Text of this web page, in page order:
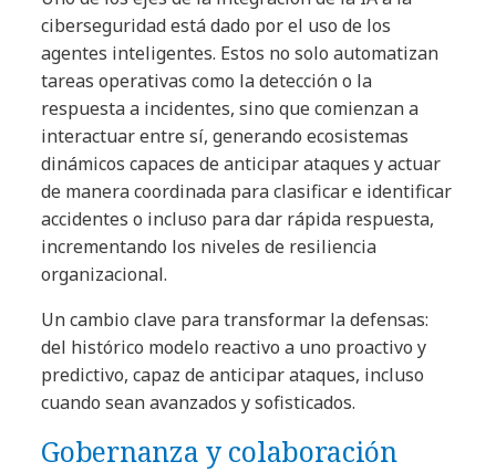
ciberseguridad está dado por el uso de los
agentes inteligentes. Estos no solo automatizan
tareas operativas como la detección o la
respuesta a incidentes, sino que comienzan a
interactuar entre sí, generando ecosistemas
dinámicos capaces de anticipar ataques y actuar
de manera coordinada para clasificar e identificar
accidentes o incluso para dar rápida respuesta,
incrementando los niveles de resiliencia
organizacional.
Un cambio clave para transformar la defensas:
del histórico modelo reactivo a uno proactivo y
predictivo, capaz de anticipar ataques, incluso
cuando sean avanzados y sofisticados.
Gobernanza y colaboración